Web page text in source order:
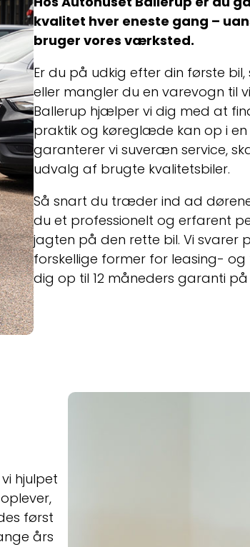
kvalitet hver eneste gang –
bruger vores værksted.
Er du på udkig efter din første
eller mangler du en varevogn til
Ballerup hjælper vi dig med at
praktik og køreglæde kan op i en
garanterer vi suveræn service,
udvalg af brugte kvalitetsbiler.
Så snart du træder ind ad
du et professionelt og erfarent
jagten på den rette bil. Vi svarer
forskellige former for leasing-
dig op til 12 måneders garanti
hjulpet
først
års